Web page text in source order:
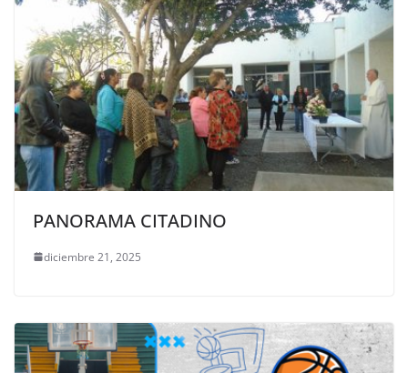
PANORAMA CITADINO
diciembre 21, 2025